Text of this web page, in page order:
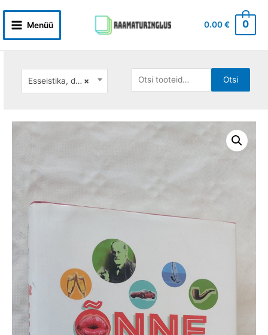
content
Main
Menüü 0.00€ 0
×
Esseistika, dokumentalistika
Otsi: Otsi